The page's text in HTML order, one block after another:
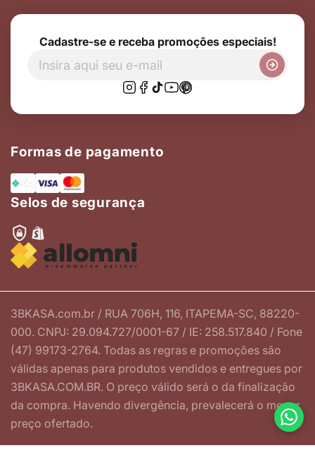
Cadastre-se e receba promoções especiais!
Formas de pagamento
Selos de segurança
3BKASA.com.br / RUA 706H, 116, ITAPEMA-SC, 88220-
000. CNPJ: 29.094.727/0001-67 / IE: 258.517.840 / Fone
(47) 99173-2764. Todas as regras e promoções são
válidas apenas para produtos vendidos e entregues por
3BKASA.COM.BR. O preço válido será o da finalização
da compra. Havendo divergência, prevalecerá o menor
preço ofertado.